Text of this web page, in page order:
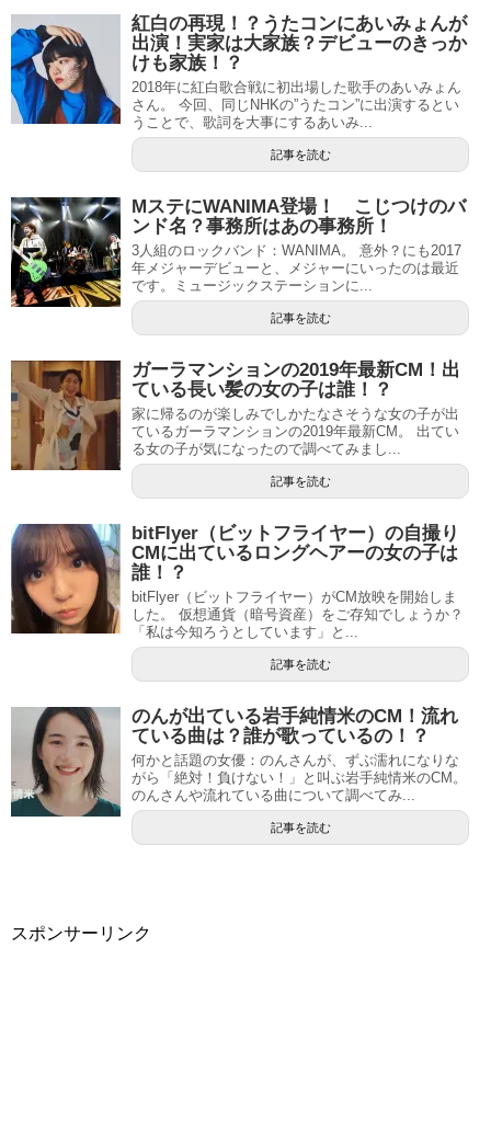
紅白の再現！？うたコンにあいみょんが
出演！実家は大家族？デビューのきっか
けも家族！？
2018年に紅白歌合戦に初出場した歌手のあいみょん
さん。 今回、同じNHKの”うたコン”に出演するとい
うことで、歌詞を大事にするあいみ...
記事を読む
MステにWANIMA登場！ こじつけのバ
ンド名？事務所はあの事務所！
3人組のロックバンド：WANIMA。 意外？にも2017
年メジャーデビューと、メジャーにいったのは最近
です。ミュージックステーションに...
記事を読む
ガーラマンションの2019年最新CM！出
ている長い髪の女の子は誰！？
家に帰るのが楽しみでしかたなさそうな女の子が出
ているガーラマンションの2019年最新CM。 出てい
る女の子が気になったので調べてみまし...
記事を読む
bitFlyer（ビットフライヤー）の自撮り
CMに出ているロングヘアーの女の子は
誰！？
bitFlyer（ビットフライヤー）がCM放映を開始しま
した。 仮想通貨（暗号資産）をご存知でしょうか？
「私は今知ろうとしています」と...
記事を読む
のんが出ている岩手純情米のCM！流れ
ている曲は？誰が歌っているの！？
何かと話題の女優：のんさんが、ずぶ濡れになりな
がら「絶対！負けない！」と叫ぶ岩手純情米のCM。
のんさんや流れている曲について調べてみ...
記事を読む
スポンサーリンク